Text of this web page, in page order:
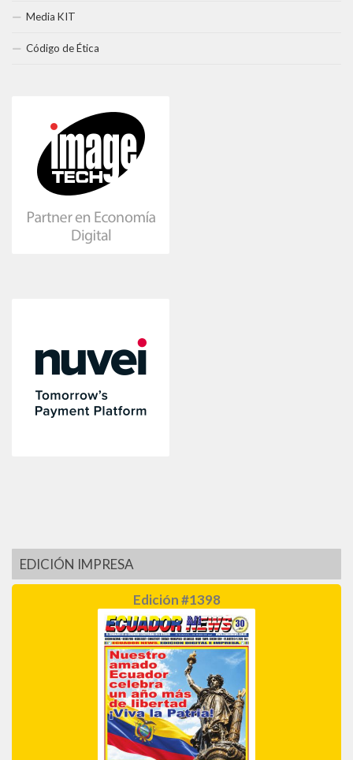
Media KIT
Código de Ética
EDICIÓN IMPRESA
Edición #1398